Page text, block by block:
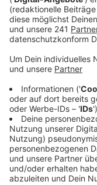
Veröffentlicht:
Denn laut Stadt
gesamte weitere
würden in nahezu
Benachteiligungen
in Wiesdorf
Führungskräfte
Verwaltung teil,